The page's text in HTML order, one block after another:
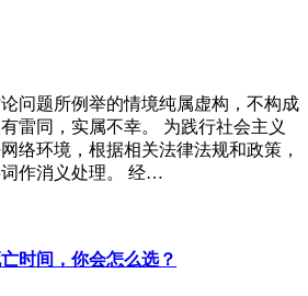
问题所例举的情境纯属虚构，不构成
雷同，实属不幸。 为践行社会主义
络环境，根据相关法律法规和政策，
作消义处理。 经…
时间，你会怎么选？